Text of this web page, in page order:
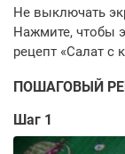
ПОШАГОВЫЙ
Шаг 1